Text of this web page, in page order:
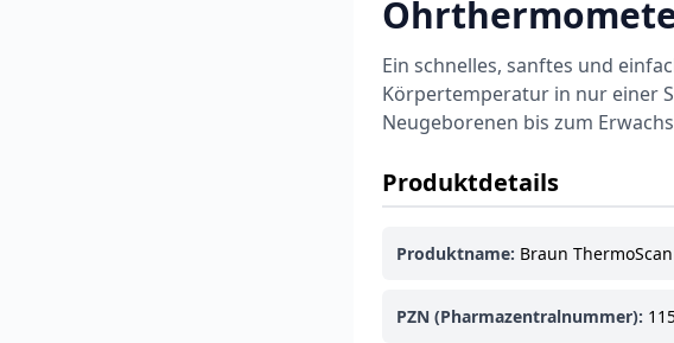
Ein schnelles, sanftes und
Körpertemperatur in nur einer
Neugeborenen bis zum
Produktdetails
Produktname: Braun
PZN (Pharmazentralnummer):